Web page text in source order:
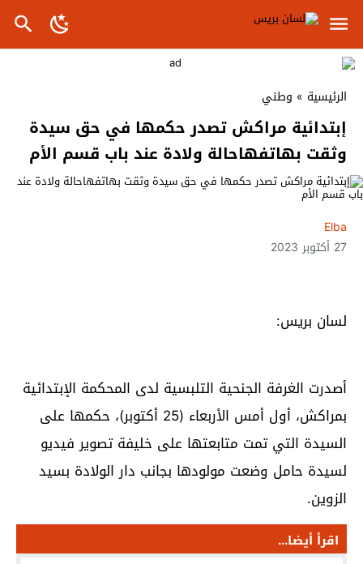
الرئيسية » وطني
إبتدائية مراكش تصدر حكمها في حق سيدة
وثقت بهاتفهاحالة ولادة عند باب قسم الأم
Elba
27 أكتوبر 2023
لسان بريس:
أصدرت الغرفة الجنحية التلبسية لدى المحكمة الإبتدائية
بمراكش، أول أمس الأربعاء (25 أكتوبر)، حكمها على
السيدة التي تمت متابعتها على خليفة تصوير فيديو
لسيدة حامل وضعت مولودها بجانب دار الولادة بسيد
الزوين.
اقرأ أيضا...